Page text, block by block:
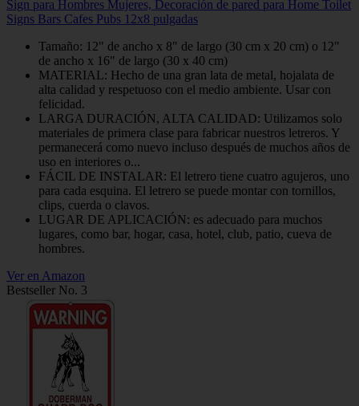
Sign para Hombres Mujeres, Decoración de pared para Home Toilet
Signs Bars Cafes Pubs 12x8 pulgadas
Tamaño: 12" de ancho x 8" de largo (30 cm x 20 cm) o 12"
de ancho x 16" de largo (30 x 40 cm)
MATERIAL: Hecho de una gran lata de metal, hojalata de
alta calidad y respetuoso con el medio ambiente. Usar con
felicidad.
LARGA DURACIÓN, ALTA CALIDAD: Utilizamos solo
materiales de primera clase para fabricar nuestros letreros. Y
permanecerá como nuevo incluso después de muchos años de
uso en interiores o...
FÁCIL DE INSTALAR: El letrero tiene cuatro agujeros, uno
para cada esquina. El letrero se puede montar con tornillos,
clips, cuerda o clavos.
LUGAR DE APLICACIÓN: es adecuado para muchos
lugares, como bar, hogar, casa, hotel, club, patio, cueva de
hombres.
Ver en Amazon
Bestseller No. 3